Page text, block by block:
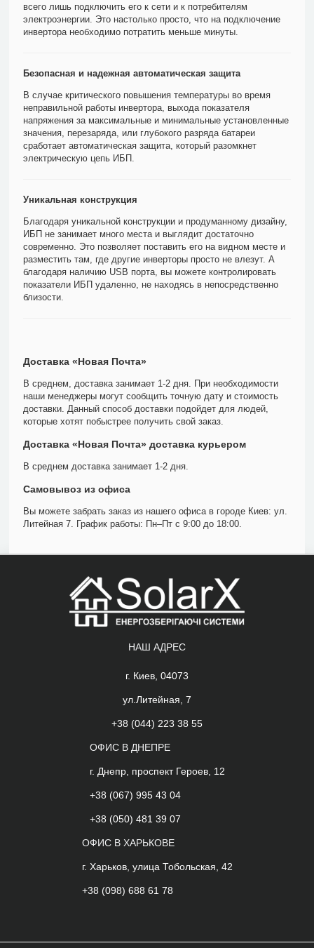
всего лишь подключить его к сети и к потребителям
электроэнергии. Это настолько просто, что на подключение
инвертора необходимо потратить меньше минуты.
Безопасная и надежная автоматическая защита
В случае критического повышения температуры во время
неправильной работы инвертора, выхода показателя
напряжения за максимальные и минимальные установленные
значения, перезаряда, или глубокого разряда батареи
сработает автоматическая защита, который разомкнет
электрическую цепь ИБП.
Уникальная конструкция
Благодаря уникальной конструкции и продуманному дизайну,
ИБП не занимает много места и выглядит достаточно
современно. Это позволяет поставить его на видном месте и
разместить там, где другие инверторы просто не влезут. А
благодаря наличию USB порта, вы можете контролировать
показатели ИБП удаленно, не находясь в непосредственно
близости.
Доставка «Новая Почта»
В среднем, доставка занимает 1-2 дня. При необходимости
наши менеджеры могут сообщить точную дату и стоимость
доставки. Данный способ доставки подойдет для людей,
которые хотят побыстрее получить свой заказ.
Доставка «Новая Почта» доставка курьером
В среднем доставка занимает 1-2 дня.
Самовывоз из офиса
Вы можете забрать заказ из нашего офиса в городе Киев: ул.
Литейная 7. График работы: Пн–Пт с 9:00 до 18:00.
НАШ АДРЕС
г. Киев, 04073
ул.Литейная, 7
+38 (044) 223 38 55
ОФИС В ДНЕПРЕ
г. Днепр, проспект Героев, 12
+38 (067) 995 43 04
+38 (050) 481 39 07
ОФИС В ХАРЬКОВЕ
г. Харьков, улица Тобольская, 42
+38 (098) 688 61 78